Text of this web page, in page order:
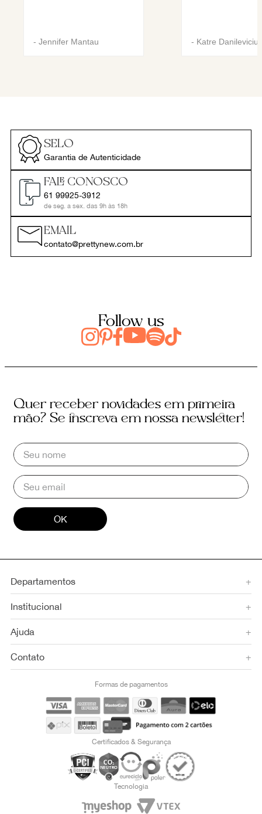
- Jennifer Mantau - Katre Danilevicius
SELO
Garantia de Autenticidade
FALE CONOSCO
61 99925-3912
de seg. a sex. das 9h às 18h
EMAIL
contato@prettynew.com.br
Follow us
Quer receber novidades em primeira
mão? Se inscreva em nossa newsletter!
OK
Departamentos +
Institucional +
Ajuda +
Contato +
Formas de pagamentos
Certificados & Segurança
Tecnologia